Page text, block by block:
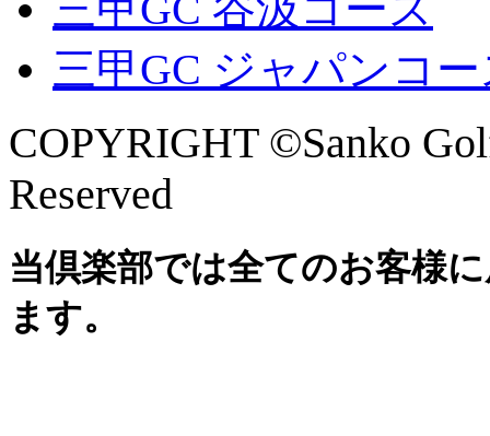
三甲GC ジャパンコ
COPYRIGHT ©Sanko
Reserved
当倶楽部では全てのお客様
ます。